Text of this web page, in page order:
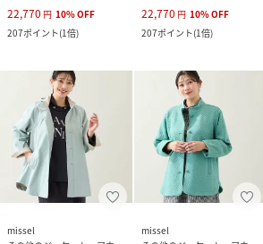
22,770 円 10%OFF
207ポイント(1倍)
22,770 円 10%OFF
207ポイント(1倍)
missel
missel